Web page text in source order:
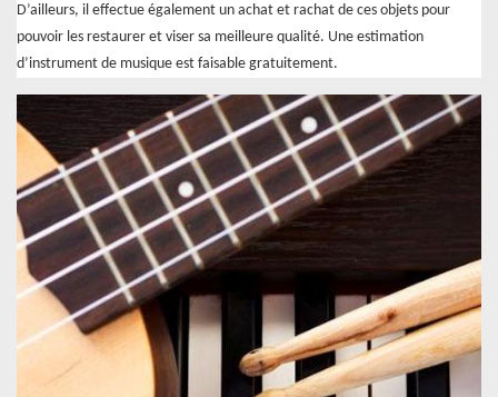
D’ailleurs, il effectue également un achat et rachat de ces objets pour
pouvoir les restaurer et viser sa meilleure qualité. Une estimation
d’instrument de musique est faisable gratuitement.